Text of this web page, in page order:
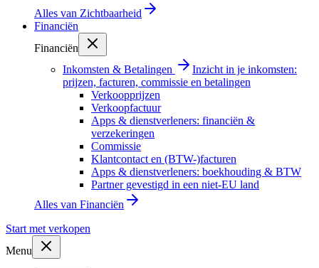
Alles van Zichtbaarheid
Financiën
Financiën
Inkomsten & Betalingen
Inzicht in je inkomsten:
prijzen, facturen, commissie en betalingen
Verkoopprijzen
Verkoopfactuur
Apps & dienstverleners: financiën &
verzekeringen
Commissie
Klantcontact en (BTW-)facturen
Apps & dienstverleners: boekhouding & BTW
Partner gevestigd in een niet-EU land
Alles van Financiën
Start met verkopen
Menu